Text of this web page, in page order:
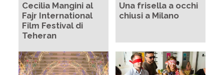
Cecilia Mangini al
Fajr International
Film Festival di
Teheran
Una frisella a occhi
chiusi a Milano